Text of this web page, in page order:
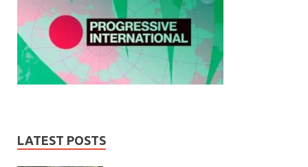
LATEST POSTS